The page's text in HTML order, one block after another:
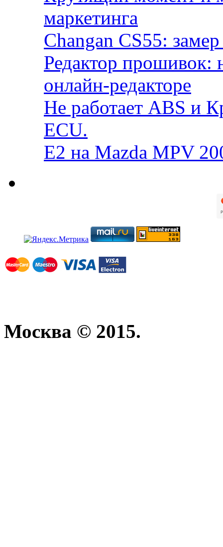
маркетинга
Changan CS55:
Редактор прошивок:
онлайн-редакторе
Не работает ABS и
ECU.
E2 на Mazda MPV
Москва © 2015.